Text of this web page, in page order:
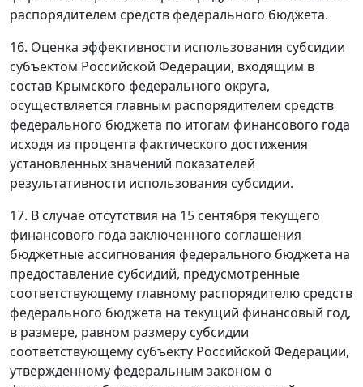
распорядителем средств федерального бюджета.
16. Оценка эффективности использования субсидии
субъектом Российской Федерации, входящим в
состав Крымского федерального округа,
осуществляется главным распорядителем средств
федерального бюджета по итогам финансового года
исходя из процента фактического достижения
установленных значений показателей
результативности использования субсидии.
17. В случае отсутствия на 15 сентября текущего
финансового года заключенного соглашения
бюджетные ассигнования федерального бюджета на
предоставление субсидий, предусмотренные
соответствующему главному распорядителю средств
федерального бюджета на текущий финансовый год,
в размере, равном размеру субсидии
соответствующему субъекту Российской Федерации,
утвержденному федеральным законом о